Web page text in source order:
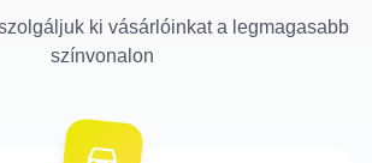
ki vásárlóinkat a legmagasabb
színvonalon